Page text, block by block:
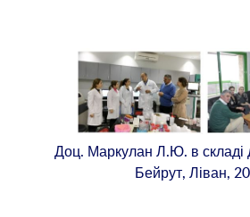
Доц. Маркулан Л.Ю. в складі
Бейрут, Ліван,